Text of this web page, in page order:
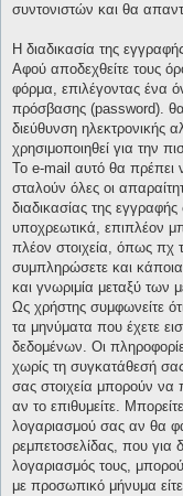
συντονιστών και θα
Η διαδικασία της
Αφού αποδεχθείτε τους
φόρμα, επιλέγοντας ένα
πρόσβασης (password).
διεύθυνση ηλεκτρονικής
χρησιμοποιηθεί για την
Το e-mail αυτό θα πρέπει
σταλούν όλες οι
διαδικασίας της
υποχρεωτικά, επιπλέον
πλέον στοιχεία, όπως πχ
συμπληρώσετε και κάποια
και γνωριμία μεταξύ των
Ως χρήστης συμφωνείτε
τα μηνύματα που έχετε
δεδομένων. Οι
χωρίς τη συγκατάθεσή
σας στοιχεία μπορούν
αν το επιθυμείτε.
λογαριασμού σας αν θα
ρεμπετοσελίδας, που για
λογαριασμός τους,
με προσωπικό μήνυμα